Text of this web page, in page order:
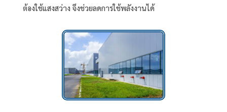
ต้องใช้แสงสว่าง จึงช่วยลดการใช้พลังงานได้